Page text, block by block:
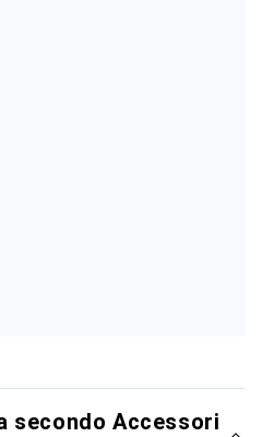
secondo Accessori